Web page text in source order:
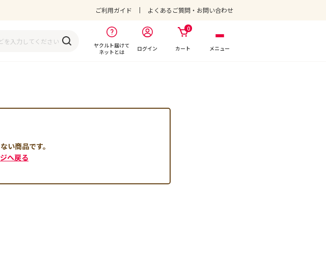
ご利用ガイド よくあるご質問・お問い合わせ
ヤクルト届けて
ネットとは
ログイン
0
カート メニュー
い商品です。
へ戻る